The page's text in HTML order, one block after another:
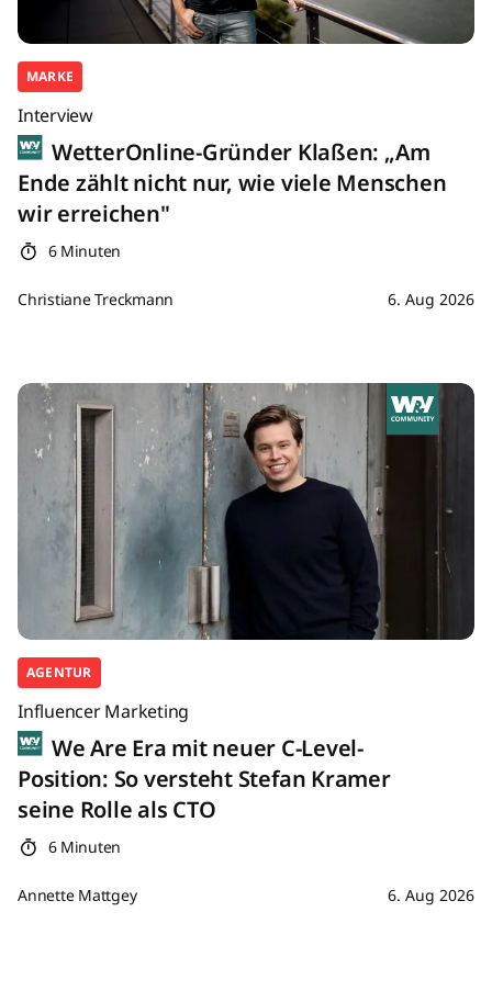
MARKE
Interview
WetterOnline-Gründer Klaßen: „Am
Ende zählt nicht nur, wie viele Menschen
wir erreichen"
6 Minuten
Christiane Treckmann 6. Aug 2026
AGENTUR
Influencer Marketing
We Are Era mit neuer C-Level-
Position: So versteht Stefan Kramer
seine Rolle als CTO
6 Minuten
Annette Mattgey 6. Aug 2026